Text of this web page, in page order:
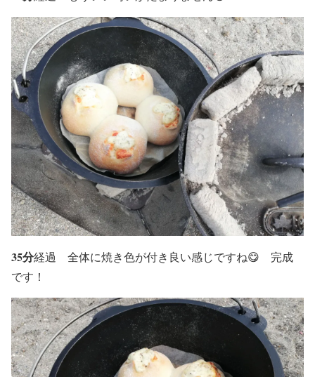
35分経過 全体に焼き色が付き良い感じですね😋 完成
です！